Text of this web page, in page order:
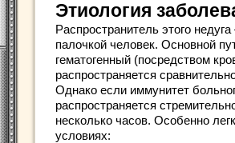
Этиология
Распространитель этого
палочкой человек. Основной
гематогенный (посредством
распространяется
Однако если иммунитет
распространяется
несколько часов. Особенно
условиях: